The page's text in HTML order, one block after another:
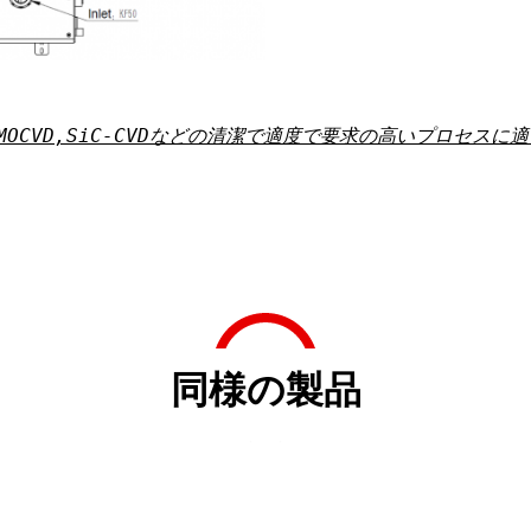
CVDなどの清潔で適度で要求の高いプロセスに
同様の製品